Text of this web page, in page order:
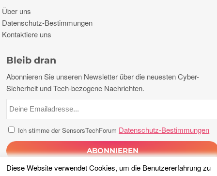
Diese Website verwendet Cookies, um die Benutzererfahrung zu
Über uns
Datenschutz-Bestimmungen
Kontaktiere uns
Bleib dran
Abonnieren Sie unseren Newsletter über die neuesten Cyber-
Sicherheit und Tech-bezogene Nachrichten.
Ich stimme der SensorsTechForum Datenschutz-Bestimmungen